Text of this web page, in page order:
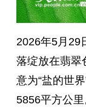
2026年5月29
落绽放在翡翠
意为“盐的世
5856平方公里